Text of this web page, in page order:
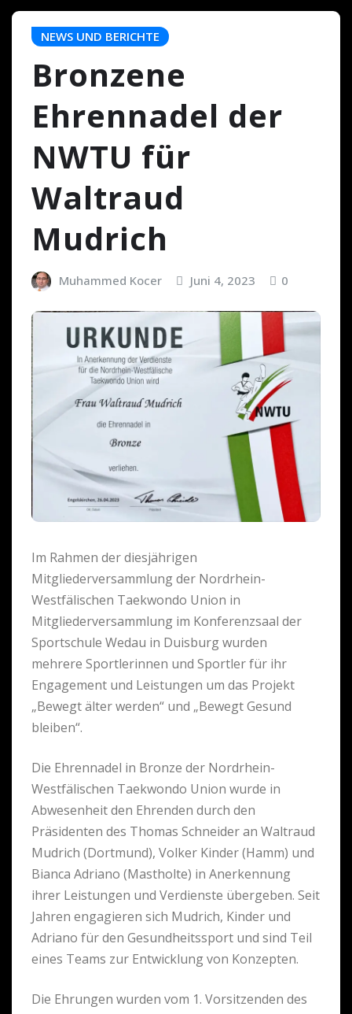
NEWS UND BERICHTE
Bronzene
Ehrennadel der
NWTU für
Waltraud
Mudrich
Muhammed Kocer Juni 4, 2023 0
Im Rahmen der diesjährigen
Mitgliederversammlung der Nordrhein-
Westfälischen Taekwondo Union in
Mitgliederversammlung im Konferenzsaal der
Sportschule Wedau in Duisburg wurden
mehrere Sportlerinnen und Sportler für ihr
Engagement und Leistungen um das Projekt
„Bewegt älter werden“ und „Bewegt Gesund
bleiben“.
Die Ehrennadel in Bronze der Nordrhein-
Westfälischen Taekwondo Union wurde in
Abwesenheit den Ehrenden durch den
Präsidenten des Thomas Schneider an Waltraud
Mudrich (Dortmund), Volker Kinder (Hamm) und
Bianca Adriano (Mastholte) in Anerkennung
ihrer Leistungen und Verdienste übergeben. Seit
Jahren engagieren sich Mudrich, Kinder und
Adriano für den Gesundheitssport und sind Teil
eines Teams zur Entwicklung von Konzepten.
Die Ehrungen wurden vom 1. Vorsitzenden des